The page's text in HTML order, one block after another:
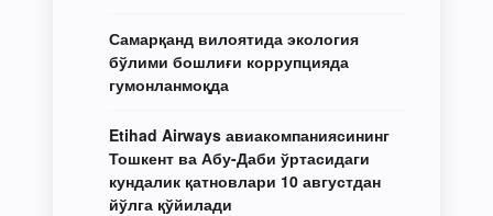
Самарқанд вилоятида экология
бўлими бошлиғи коррупцияда
гумонланмоқда
Etihad Airways авиакомпаниясининг
Тошкент ва Абу-Даби ўртасидаги
кундалик қатновлари 10 августдан
йўлга қўйилади